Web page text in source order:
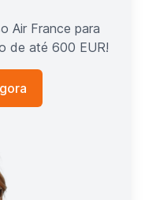
Air France para
de até 600 EUR!